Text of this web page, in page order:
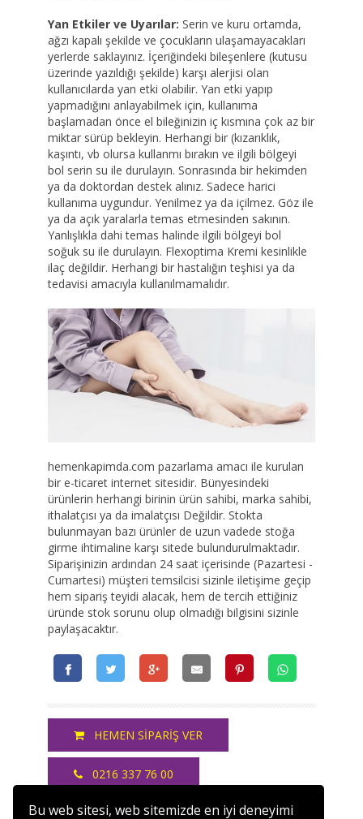
Bu web sitesi, web sitemizde en iyi deneyimi
Yan Etkiler ve Uyarılar: Serin ve kuru ortamda,
ağzı kapalı şekilde ve çocukların ulaşamayacakları
yerlerde saklayınız. İçeriğindeki bileşenlere (kutusu
üzerinde yazıldığı şekilde) karşı alerjisi olan
kullanıcılarda yan etki olabilir. Yan etki yapıp
yapmadığını anlayabilmek için, kullanıma
başlamadan önce el bileğinizin iç kısmına çok az bir
miktar sürüp bekleyin. Herhangi bir (kızarıklık,
kaşıntı, vb olursa kullanmı bırakın ve ilgili bölgeyi
bol serin su ile durulayın. Sonrasında bir hekimden
ya da doktordan destek alınız. Sadece harici
kullanıma uygundur. Yenilmez ya da içilmez. Göz ile
ya da açık yaralarla temas etmesinden sakının.
Yanlışlıkla dahi temas halinde ilgili bölgeyi bol
soğuk su ile durulayın. Flexoptima Kremi kesinlikle
ilaç değildir. Herhangi bir hastalığın teşhisi ya da
tedavisi amacıyla kullanılmamalıdır.
hemenkapimda.com pazarlama amacı ile kurulan
bir e-ticaret internet sitesidir. Bünyesindeki
ürünlerin herhangi birinin ürün sahibi, marka sahibi,
ithalatçısı ya da imalatçısı Değildir. Stokta
bulunmayan bazı ürünler de uzun vadede stoğa
girme ihtimaline karşı sitede bulundurulmaktadır.
Siparişinizin ardından 24 saat içerisinde (Pazartesi -
Cumartesi) müşteri temsilcisi sizinle iletişime geçip
hem sipariş teyidi alacak, hem de tercih ettiğiniz
üründe stok sorunu olup olmadığı bilgisini sizinle
paylaşacaktır.
HEMEN SİPARİŞ VER
0216 337 76 00